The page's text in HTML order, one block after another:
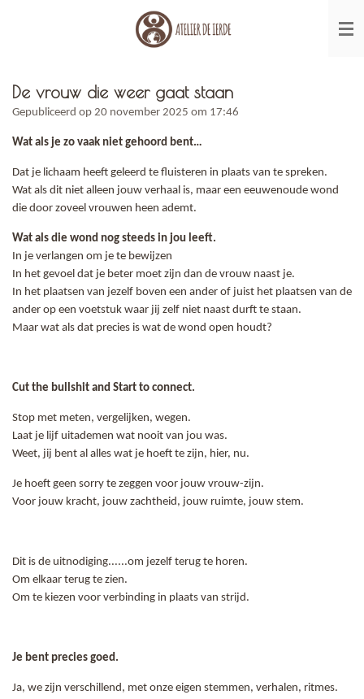
hoofdinhoud
De vrouw die weer gaat staan
Gepubliceerd op 20 november 2025 om 17:46
Wat als je zo vaak niet gehoord bent…
Dat je lichaam heeft geleerd te fluisteren in plaats van te spreken.
Wat als dit niet alleen jouw verhaal is, maar een eeuwenoude wond
die door zoveel vrouwen heen ademt.
Wat als die wond nog steeds in jou leeft.
In je verlangen om je te bewijzen
In het gevoel dat je beter moet zijn dan de vrouw naast je.
In het plaatsen van jezelf boven een ander of juist het plaatsen van de
ander op een voetstuk waar jij zelf niet naast durft te staan.
Maar wat als dat precies is wat de wond open houdt?
Cut the bullshit and Start to connect.
Stop met meten, vergelijken, wegen.
Laat je lijf uitademen wat nooit van jou was.
Weet, jij bent al alles wat je hoeft te zijn, hier, nu.
Je hoeft geen sorry te zeggen voor jouw vrouw-zijn.
Voor jouw kracht, jouw zachtheid, jouw ruimte, jouw stem.
Dit is de uitnodiging......om jezelf terug te horen.
Om elkaar terug te zien.
Om te kiezen voor verbinding in plaats van strijd.
Je bent precies goed.
Ja, we zijn verschillend, met onze eigen stemmen, verhalen, ritmes.